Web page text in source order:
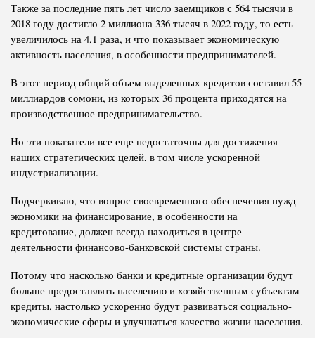
Также за последние пять лет число заемщиков с 564 тысячи в
2018 году достигло 2 миллиона 336 тысяч в 2022 году, то есть
увеличилось на 4,1 раза, и что показывает экономическую
активность населения, в особенности предпринимателей.
В этот период общий объем выделенных кредитов составил 55
миллиардов сомони, из которых 36 процента приходятся на
производственное предпринимательство.
Но эти показатели все еще недостаточны для достижения
наших стратегических целей, в том числе ускоренной
индустриализации.
Подчеркиваю, что вопрос своевременного обеспечения нужд
экономики на финансирование, в особенности на
кредитование, должен всегда находиться в центре
деятельности финансово-банковской системы страны.
Потому что насколько банки и кредитные организации будут
больше предоставлять населению и хозяйственным субъектам
кредиты, настолько ускоренно будут развиваться социально-
экономические сферы и улучшаться качество жизни населения.